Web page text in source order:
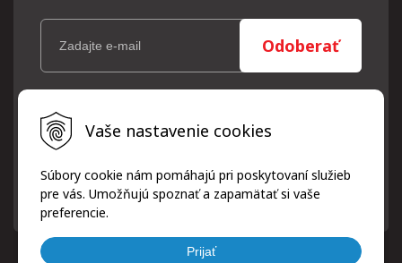
Vaše nastavenie cookies
Súbory cookie nám pomáhajú pri poskytovaní služieb
pre vás. Umožňujú spoznať a zapamätať si vaše
preferencie.
Prijať
Odoberať
Vaše osobné údaje (email) budeme spracovávať len za týmto
účelom v súlade s platnou legislatívou a zásadami ochrany
osobných údajov. Súhlas potvrdíte kliknutím na odkaz, ktorý
písomne, emailom alebo kliknutím na odkaz z ktoréhokoľvek
informačného emailu.